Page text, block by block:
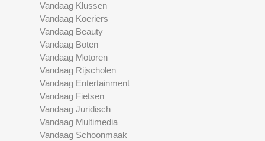
Vandaag Klussen
Vandaag Koeriers
Vandaag Beauty
Vandaag Boten
Vandaag Motoren
Vandaag Rijscholen
Vandaag Entertainment
Vandaag Fietsen
Vandaag Juridisch
Vandaag Multimedia
Vandaag Schoonmaak